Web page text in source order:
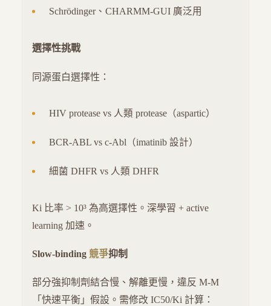
Schrödinger、CHARMM-GUI 廣泛用
選擇性挑戰
同源蛋白選擇性：
HIV protease vs 人類 protease（aspartic）
BCR-ABL vs c-Abl（imatinib 設計）
細菌 DHFR vs 人類 DHFR
Ki 比率 > 10³ 為高選擇性。深學習 + active
learning 加速。
Slow-binding 競爭抑制
部分強抑制劑結合慢、解離更慢，違反 M-M
「快速平衡」假設。需修改 IC50/Ki 計算：